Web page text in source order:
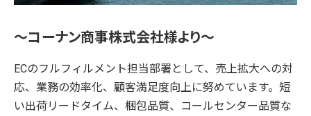
～コーナン商事株式会社様より～
ECのフルフィルメント担当部署として、売上拡大への対
応、業務の効率化、顧客満足度向上に努めています。短
い出荷リードタイム、梱包品質、コールセンター品質な